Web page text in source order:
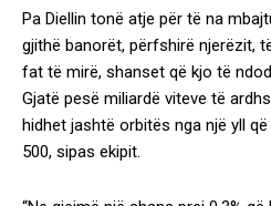
Pa Diellin tonë atje për të na
gjithë banorët, përfshirë njerëzit,
fat të mirë, shanset që kjo të
Gjatë pesë miliardë viteve të
hidhet jashtë orbitës nga një yll
500, sipas ekipit.